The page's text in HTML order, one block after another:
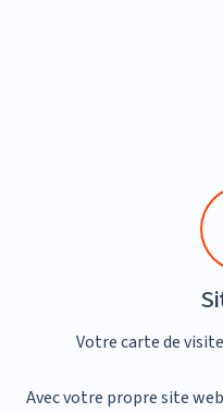
Votre carte de
Avec votre propre site